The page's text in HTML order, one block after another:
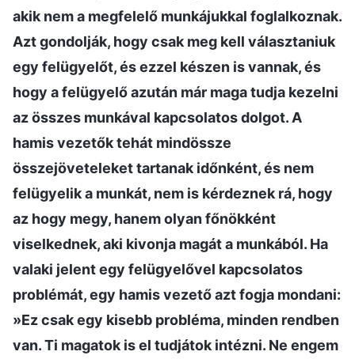
akik nem a megfelelő munkájukkal foglalkoznak.
Azt gondolják, hogy csak meg kell választaniuk
egy felügyelőt, és ezzel készen is vannak, és
hogy a felügyelő azután már maga tudja kezelni
az összes munkával kapcsolatos dolgot. A
hamis vezetők tehát mindössze
összejöveteleket tartanak időnként, és nem
felügyelik a munkát, nem is kérdeznek rá, hogy
az hogy megy, hanem olyan főnökként
viselkednek, aki kivonja magát a munkából. Ha
valaki jelent egy felügyelővel kapcsolatos
problémát, egy hamis vezető azt fogja mondani:
»Ez csak egy kisebb probléma, minden rendben
van. Ti magatok is el tudjátok intézni. Ne engem